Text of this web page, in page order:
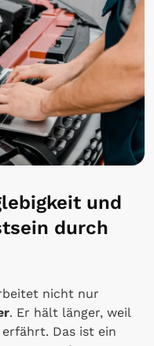
und
durch
nicht nur
. Er hält länger, weil
Das ist ein